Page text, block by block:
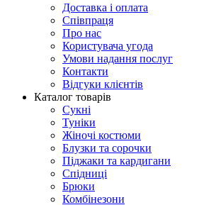
Доставка і оплата
Співпраця
Про нас
Користувача угода
Умови надання послуг
Контакти
Відгуки клієнтів
Каталог товарів
Сукні
Туніки
Жіночі костюми
Блузки та сорочки
Піджаки та кардигани
Спідниці
Брюки
Комбінезони